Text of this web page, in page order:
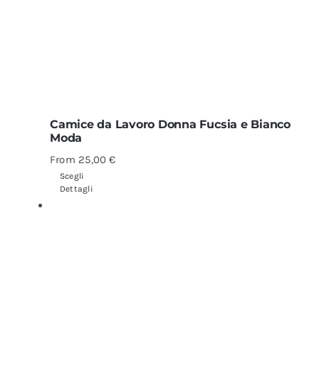
Camice da Lavoro Donna Fucsia e Bianco
Moda
From 25,00€
Scegli
Dettagli